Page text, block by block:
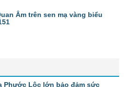
Âm trên sen mạ vàng biểu
Phước Lộc lớn bảo đảm sức